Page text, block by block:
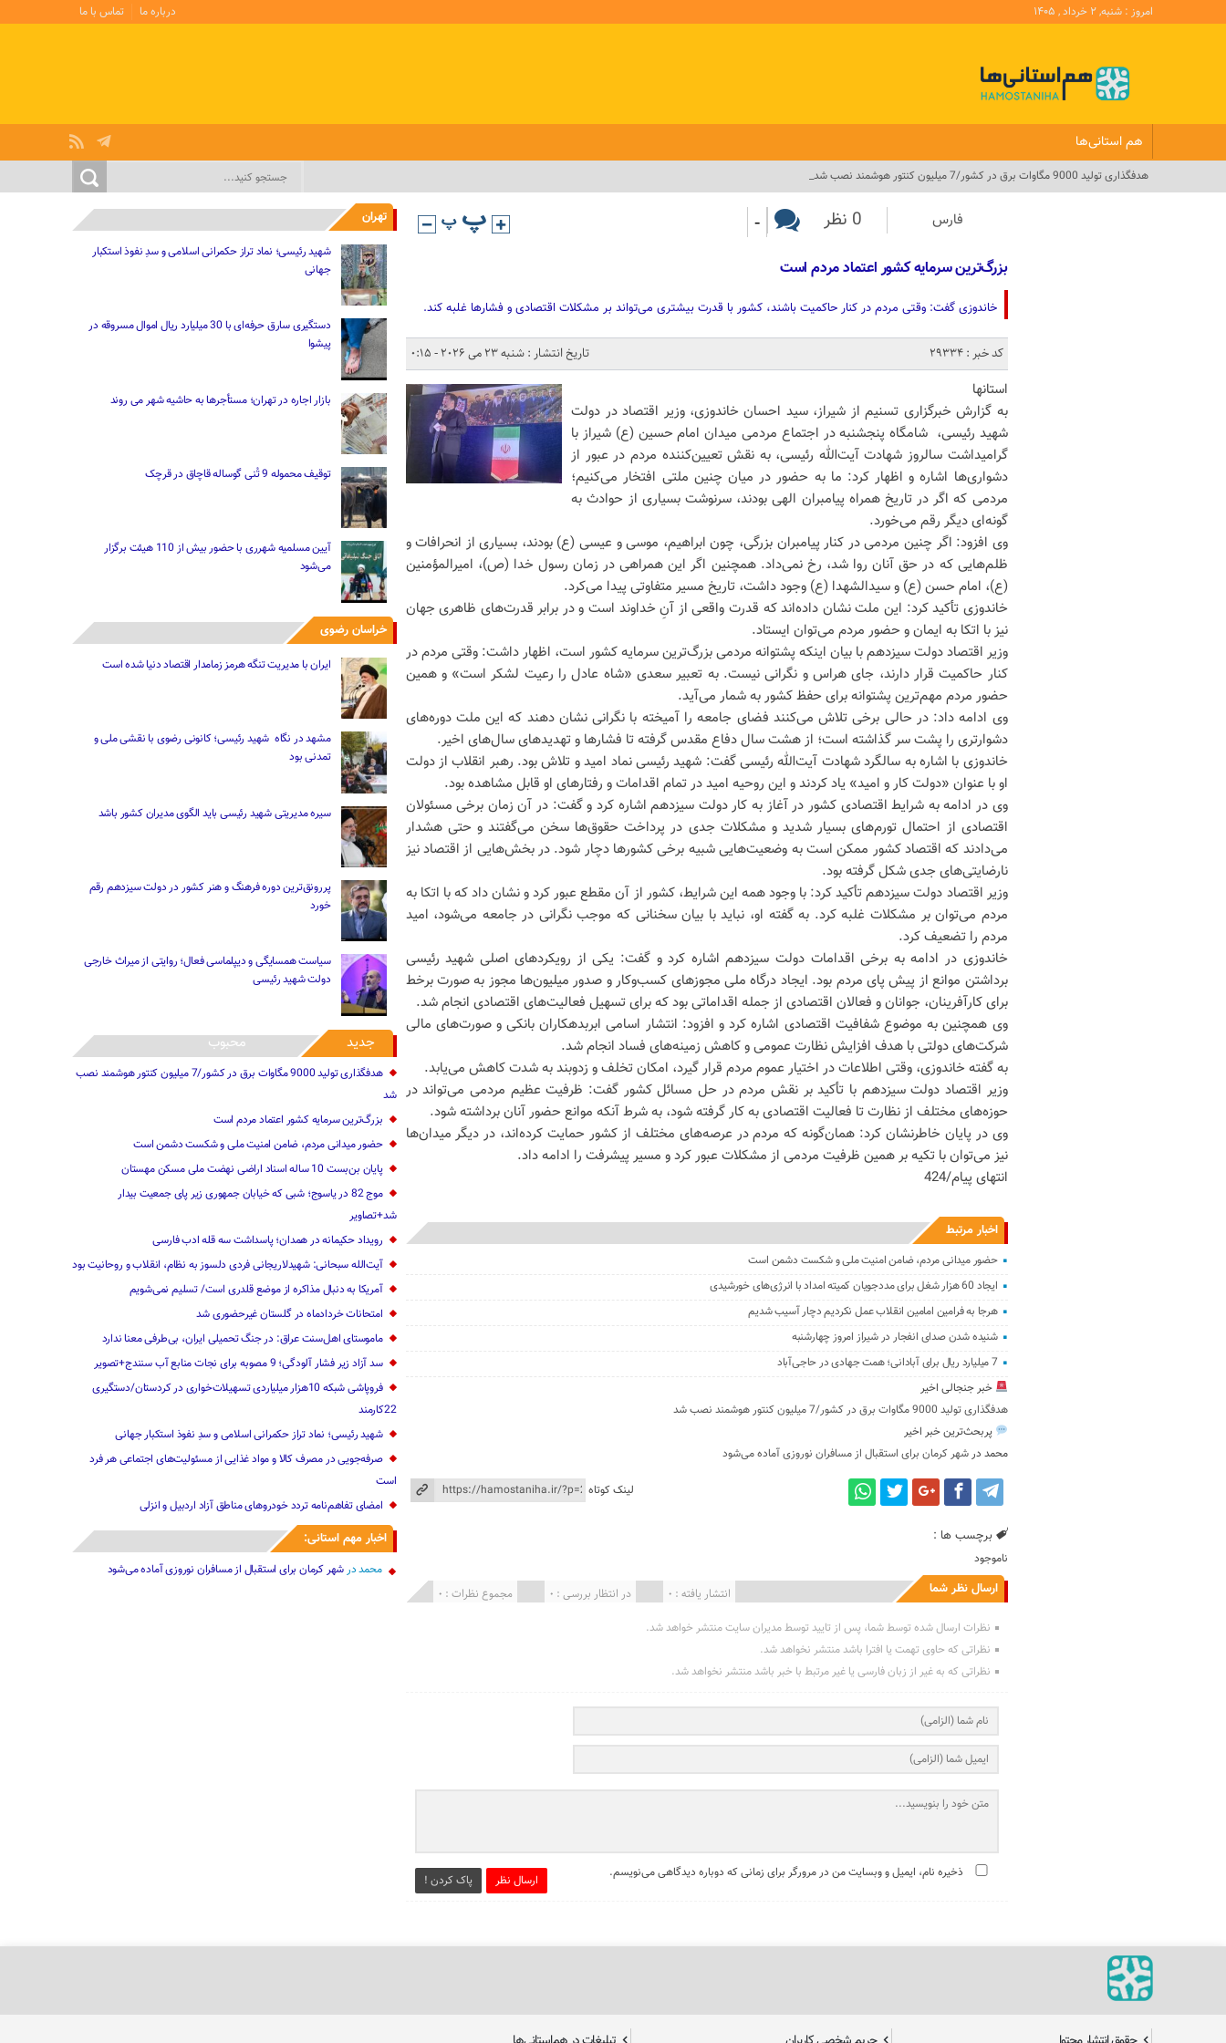
امروز : شنبه, ۲ خرداد , ۱۴۰۵ درباره ما تماس با ما
هم استانی‌ها
هدفگذاری تولید 9000 مگاوات برق در کشور/7 میلیون کنتور هوشمند نصب شد_
فارس 0 نظر -
بزرگ‌ترین سرمایه کشور اعتماد مردم است
خاندوزی گفت: وقتی مردم در کنار حاکمیت باشند، کشور با قدرت بیشتری می‌تواند بر مشکلات اقتصادی و فشارها غلبه کند.
کد خبر : 29334
تاریخ انتشار : شنبه 23 می 2026 - 0:15
استانها
به گزارش خبرگزاری تسنیم از شیراز، سید احسان خاندوزی، وزیر اقتصاد در دولت
شهید رئیسی، شامگاه پنجشنبه در اجتماع مردمی میدان امام حسین (ع) شیراز با
گرامیداشت سالروز شهادت آیت‌الله رئیسی، به نقش تعیین‌کننده مردم در عبور از
دشواری‌ها اشاره و اظهار کرد: ما به حضور در میان چنین ملتی افتخار می‌کنیم؛
مردمی که اگر در تاریخ همراه پیامبران الهی بودند، سرنوشت بسیاری از حوادث به
گونه‌ای دیگر رقم می‌خورد.
وی افزود: اگر چنین مردمی در کنار پیامبران بزرگی، چون ابراهیم، موسی و عیسی (ع) بودند، بسیاری از انحرافات و
ظلم‌هایی که در حق آنان روا شد، رخ نمی‌داد. همچنین اگر این همراهی در زمان رسول خدا (ص)، امیرالمؤمنین
(ع)، امام حسن (ع) و سیدالشهدا (ع) وجود داشت، تاریخ مسیر متفاوتی پیدا می‌کرد.
خاندوزی تأکید کرد: این ملت نشان داده‌اند که قدرت واقعی از آنِ خداوند است و در برابر قدرت‌های ظاهری جهان
نیز با اتکا به ایمان و حضور مردم می‌توان ایستاد.
وزیر اقتصاد دولت سیزدهم با بیان اینکه پشتوانه مردمی بزرگ‌ترین سرمایه کشور است، اظهار داشت: وقتی مردم در
کنار حاکمیت قرار دارند، جای هراس و نگرانی نیست. به تعبیر سعدی «شاه عادل را رعیت لشکر است» و همین
حضور مردم مهم‌ترین پشتوانه برای حفظ کشور به شمار می‌آید.
وی ادامه داد: در حالی برخی تلاش می‌کنند فضای جامعه را آمیخته با نگرانی نشان دهند که این ملت دوره‌های
دشوارتری را پشت سر گذاشته است؛ از هشت سال دفاع مقدس گرفته تا فشار‌ها و تهدید‌های سال‌های اخیر.
خاندوزی با اشاره به سالگرد شهادت آیت‌الله رئیسی گفت: شهید رئیسی نماد امید و تلاش بود. رهبر انقلاب از دولت
او با عنوان «دولت کار و امید» یاد کردند و این روحیه امید در تمام اقدامات و رفتار‌های او قابل مشاهده بود.
وی در ادامه به شرایط اقتصادی کشور در آغاز به کار دولت سیزدهم اشاره کرد و گفت: در آن زمان برخی مسئولان
اقتصادی از احتمال تورم‌های بسیار شدید و مشکلات جدی در پرداخت حقوق‌ها سخن می‌گفتند و حتی هشدار
می‌دادند که اقتصاد کشور ممکن است به وضعیت‌هایی شبیه برخی کشور‌ها دچار شود. در بخش‌هایی از اقتصاد نیز
نارضایتی‌های جدی شکل گرفته بود.
وزیر اقتصاد دولت سیزدهم تأکید کرد: با وجود همه این شرایط، کشور از آن مقطع عبور کرد و نشان داد که با اتکا به
مردم می‌توان بر مشکلات غلبه کرد. به گفته او، نباید با بیان سخنانی که موجب نگرانی در جامعه می‌شود، امید
مردم را تضعیف کرد.
خاندوزی در ادامه به برخی اقدامات دولت سیزدهم اشاره کرد و گفت: یکی از رویکرد‌های اصلی شهید رئیسی
برداشتن موانع از پیش پای مردم بود. ایجاد درگاه ملی مجوز‌های کسب‌وکار و صدور میلیون‌ها مجوز به صورت برخط
برای کارآفرینان، جوانان و فعالان اقتصادی از جمله اقداماتی بود که برای تسهیل فعالیت‌های اقتصادی انجام شد.
وی همچنین به موضوع شفافیت اقتصادی اشاره کرد و افزود: انتشار اسامی ابربدهکاران بانکی و صورت‌های مالی
شرکت‌های دولتی با هدف افزایش نظارت عمومی و کاهش زمینه‌های فساد انجام شد.
به گفته خاندوزی، وقتی اطلاعات در اختیار عموم مردم قرار گیرد، امکان تخلف و زدوبند به شدت کاهش می‌یابد.
وزیر اقتصاد دولت سیزدهم با تأکید بر نقش مردم در حل مسائل کشور گفت: ظرفیت عظیم مردمی می‌تواند در
حوزه‌های مختلف از نظارت تا فعالیت اقتصادی به کار گرفته شود، به شرط آنکه موانع حضور آنان برداشته شود.
وی در پایان خاطرنشان کرد: همان‌گونه که مردم در عرصه‌های مختلف از کشور حمایت کرده‌اند، در دیگر میدان‌ها
نیز می‌توان با تکیه بر همین ظرفیت مردمی از مشکلات عبور کرد و مسیر پیشرفت را ادامه داد.
انتهای پیام/424
اخبار مرتبط
حضور میدانی مردم، ضامن امنیت ملی و شکست دشمن است
ایجاد 60 هزار شغل برای مددجویان کمیته امداد با انرژی‌های خورشیدی
هرجا به فرامین امامین انقلاب عمل نکردیم دچار آسیب شدیم
شنیده شدن صدای انفجار در شیراز امروز چهارشنبه
7 میلیارد ریال برای آبادانی؛ همت جهادی در حاجی‌آباد
خبر جنجالی اخیر
هدفگذاری تولید 9000 مگاوات برق در کشور/7 میلیون کنتور هوشمند نصب شد
پربحث‌ترین خبر اخیر
محمد درشهر کرمان برای استقبال از مسافران نوروزی آماده می‌شود
لینک کوتاه
برچسب ها :
ناموجود
ارسال نظر شما مجموع نظرات : 0 در انتظار بررسی : 0 انتشار یافته : 0
نظرات ارسال شده توسط شما، پس از تایید توسط مدیران سایت منتشر خواهد شد.
نظراتی که حاوی تهمت یا افترا باشد منتشر نخواهد شد.
نظراتی که به غیر از زبان فارسی یا غیر مرتبط با خبر باشد منتشر نخواهد شد.
ارسال نظر پاک کردن ! ذخیره نام، ایمیل و وبسایت من در مرورگر برای زمانی که دوباره دیدگاهی می‌نویسم.
تهران
شهید رئیسی؛ نماد تراز حکمرانی اسلامی و سدِ نفوذ استکبار
جهانی
دستگیری سارق حرفه‌ای با 30 میلیارد ریال اموال مسروقه در
پیشوا
بازار اجاره در تهران؛ مستأجرها به حاشیه شهر می روند
توقیف محموله 9 تُنی گوساله قاچاق در قرچک
آیین مسلمیه شهرری با حضور بیش از 110 هیئت برگزار
می‌شود
خراسان رضوی
ایران با مدیریت تنگه هرمز زمامدار اقتصاد دنیا شده است
مشهد در نگاه شهید رئیسی؛ کانونی رضوی با نقشی ملی و
تمدنی بود
سیره مدیریتی شهید رئیسی باید الگوی مدیران کشور باشد
پررونق‌ترین دوره فرهنگ و هنر کشور در دولت سیزدهم رقم
خورد
سیاست همسایگی و دیپلماسی فعال؛ روایتی از میراث خارجی
دولت شهید رئیسی
جدید محبوب
هدفگذاری تولید 9000 مگاوات برق در کشور/7 میلیون کنتور هوشمند نصب
شد
بزرگ‌ترین سرمایه کشور اعتماد مردم است
حضور میدانی مردم، ضامن امنیت ملی و شکست دشمن است
پایان بن‌بست 10 ساله اسناد اراضی نهضت ملی مسکن مهستان
موج 82 در یاسوج؛ شبی که خیابان جمهوری زیر پای جمعیت بیدار
شد+تصاویر
رویداد حکیمانه در همدان؛ پاسداشت سه قله ادب فارسی
آیت‌الله سبحانی: شهیدلاریجانی فردی دلسوز به نظام، انقلاب و روحانیت بود
آمریکا به دنبال مذاکره از موضع قلدری است/ تسلیم نمی‌شویم
امتحانات خردادماه در گلستان غیرحضوری شد
ماموستای اهل‌‌سنت عراق: در جنگ تحمیلی ایران، بی‌طرفی معنا ندارد
سد آزاد زیر فشار آلودگی؛ 9 مصوبه برای نجات منابع آب سنندج+تصویر
فروپاشی شبکه 10هزار میلیاردی تسهیلات‌خواری در کردستان/دستگیری
22کارمند
شهید رئیسی؛ نماد تراز حکمرانی اسلامی و سدِ نفوذ استکبار جهانی
صرفه‌جویی در مصرف کالا‌ و مواد غذایی از مسئولیت‌های اجتماعی هر فرد
است
امضای تفاهم‌نامه تردد خودروهای مناطق آزاد اردبیل و انزلی
اخبار مهم استانی:
محمددر شهر کرمان برای استقبال از مسافران نوروزی آماده می‌شود